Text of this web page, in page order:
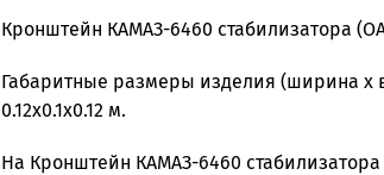
Кронштейн КАМАЗ-6460 стабилизатора
Габаритные размеры изделия (ширина х
0.12х0.1x0.12 м.
На Кронштейн КАМАЗ-6460